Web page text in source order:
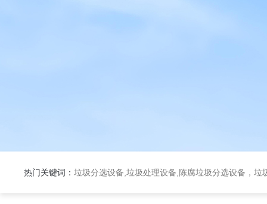
热门关键词： 垃圾分选设备,垃圾处理设备,陈腐垃圾分选设备，垃